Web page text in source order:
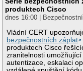
produktech Cisco
dnes 16:00 |
Vládní CERT
bezpečnostních záplat
produktech Cisco
zranitelnosti
autentizace, eskalaci